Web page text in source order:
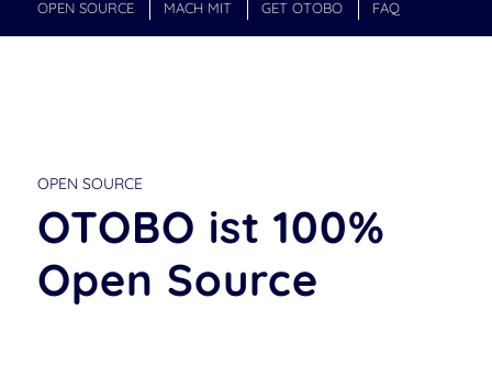
OPEN SOURCE MACH MIT GET OTOBO FAQ
OPEN SOURCE
OTOBO ist 100%
Open Source